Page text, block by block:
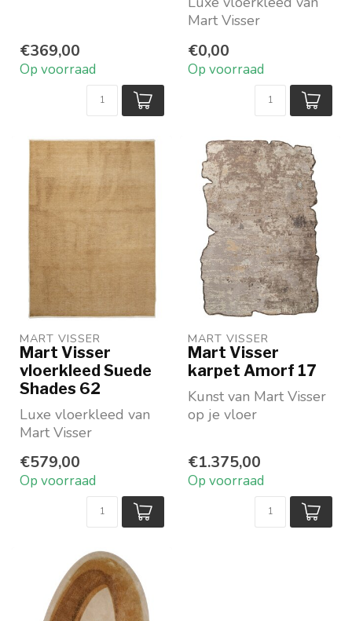
€369,00
Op voorraad
Mart Visser
eigen maat en vorm
Vraag ...
€0,00
Op voorraad
MART VISSER
Mart Visser
vloerkleed Suede
Shades 62
Luxe vloerkleed van
Mart Visser
zandtint
In 3 maten op voo...
€579,00
Op voorraad
MART VISSER
Mart Visser
karpet Amorf 17
Kunst van Mart Visser
op je vloer
prachtige k...
€1.375,00
Op voorraad